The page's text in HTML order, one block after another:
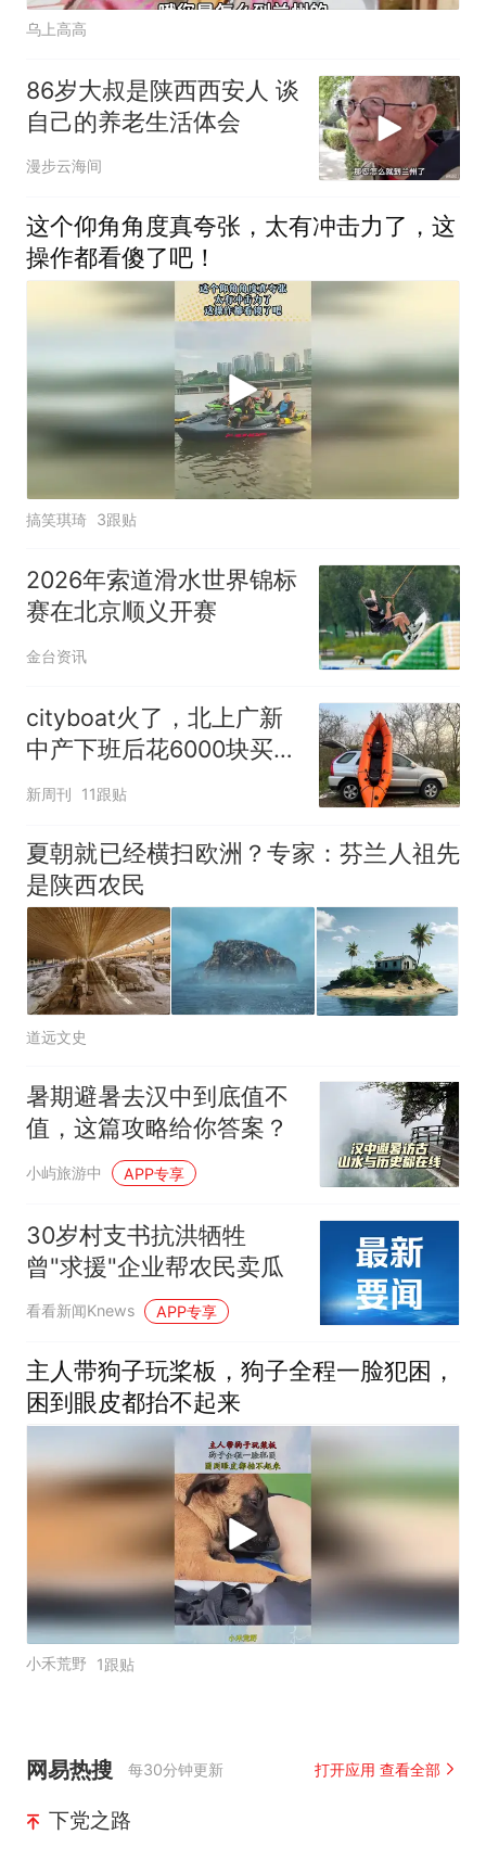
乌上高高
86岁大叔是陕西西安人 谈
自己的养老生活体会
漫步云海间
这个仰角角度真夸张，太有冲击力了，这
操作都看傻了吧！
搞笑琪琦 3跟贴
2026年索道滑水世界锦标
赛在北京顺义开赛
金台资讯
cityboat火了，北上广新
中产下班后花6000块买船
划水
新周刊 11跟贴
夏朝就已经横扫欧洲？专家：芬兰人祖先
是陕西农民
道远文史
暑期避暑去汉中到底值不
值，这篇攻略给你答案？
小屿旅游中 APP专享
30岁村支书抗洪牺牲
曾"求援"企业帮农民卖瓜
看看新闻Knews APP专享
主人带狗子玩桨板，狗子全程一脸犯困，
困到眼皮都抬不起来
小禾荒野 1跟贴
网易热搜 每30分钟更新 打开应用 查看全部
下党之路